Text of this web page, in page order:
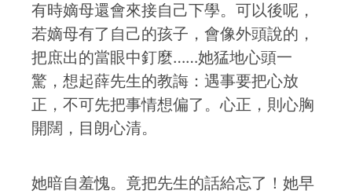
有時嫡母還會來接自己下學。可以後呢，
若嫡母有了自己的孩子，會像外頭說的，
把庶出的當眼中釘麼……她猛地心頭一
驚，想起薛先生的教誨：遇事要把心放
正，不可先把事情想偏了。心正，則心胸
開闊，目朗心清。
她暗自羞愧。竟把先生的話給忘了！她早